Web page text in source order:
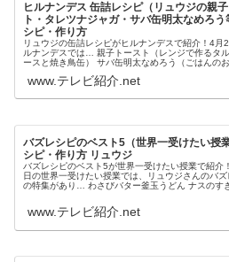
ヒルナンデス 缶詰レシピ（リュウジの親
ト・タレツナジャガ・サバ缶明太なめろう
シピ・作り方
リュウジの缶詰レシピがヒルナンデスで紹介！4月
ルナンデスでは… 親子トースト（レンジで作るタ
ースと焼き鳥缶） サバ缶明太なめろう（ごはんの
ピ）等、バズレシピのリュ...
www.テレビ紹介.net
バズレシピのベスト5（世界一受けたい授
シピ・作り方 リュウジ
バズレシピのベスト5が世界一受けたい授業で紹介
日の世界一受けたい授業では、リュウジさんのバ
の特集があり… わさびバター釜玉うどん ナスのす
の生ハム丼 チーズ...
www.テレビ紹介.net